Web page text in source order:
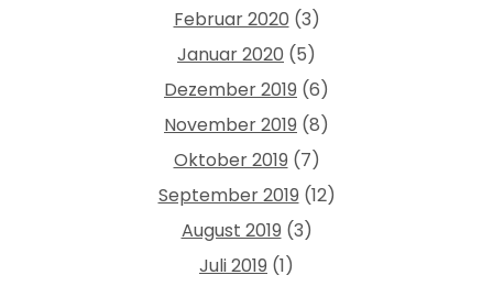
Februar 2020 (3)
Januar 2020 (5)
Dezember 2019 (6)
November 2019 (8)
Oktober 2019 (7)
September 2019 (12)
August 2019 (3)
Juli 2019 (1)